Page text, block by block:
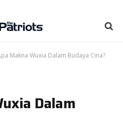
Makna Wuxia Dalam Budaya Cina?
Dalam